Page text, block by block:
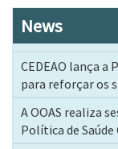
News
CEDEAO lança a
para reforçar os
A OOAS realiza
Política de